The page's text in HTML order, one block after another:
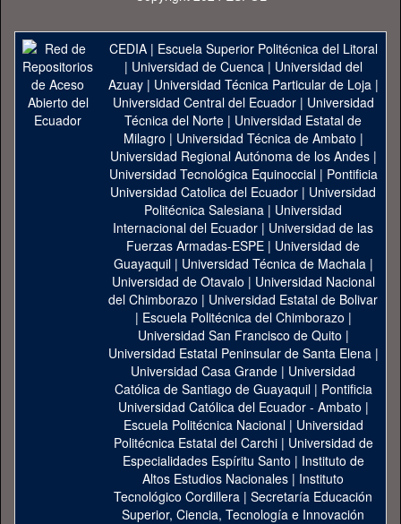
CEDIA| Escuela Superior Politécnica del Litoral
| Universidad de Cuenca| Universidad del
Azuay| Universidad Técnica Particular de Loja|
Universidad Central del Ecuador| Universidad
Técnica del Norte | Universidad Estatal de
Milagro | Universidad Técnica de Ambato |
Universidad Regional Autónoma de los Andes|
Universidad Tecnológica Equinoccial| Pontificia
Universidad Catolica del Ecuador | Universidad
Politécnica Salesiana | Universidad
Internacional del Ecuador | Universidad de las
Fuerzas Armadas-ESPE | Universidad de
Guayaquil| Universidad Técnica de Machala|
Universidad de Otavalo | Universidad Nacional
del Chimborazo | Universidad Estatal de Bolivar
| Escuela Politécnica del Chimborazo |
Universidad San Francisco de Quito |
Universidad Estatal Peninsular de Santa Elena|
Universidad Casa Grande | Universidad
Católica de Santiago de Guayaquil| Pontificia
Universidad Católica del Ecuador - Ambato |
Escuela Politécnica Nacional| Universidad
Politécnica Estatal del Carchi| Universidad de
Especialidades Espíritu Santo | Instituto de
Altos Estudios Nacionales | Instituto
Tecnológico Cordillera | Secretaría Educación
Superior, Ciencia, Tecnología e Innovación